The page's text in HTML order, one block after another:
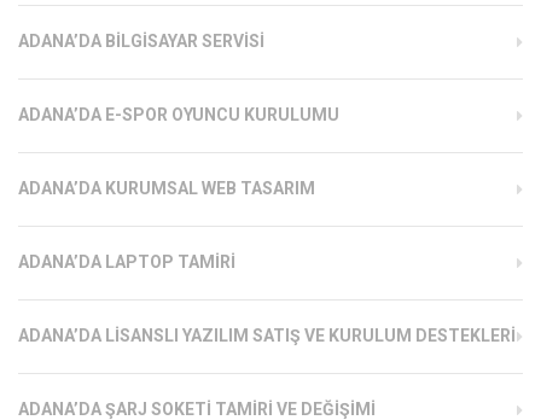
ADANA’DA BILGISAYAR SERVISI
ADANA’DA E-SPOR OYUNCU KURULUMU
ADANA’DA KURUMSAL WEB TASARIM
ADANA’DA LAPTOP TAMIRI
ADANA’DA LISANSLI YAZILIM SATIŞ VE KURULUM DESTEKLERI
ADANA’DA ŞARJ SOKETI TAMIRI VE DEĞIŞIMI